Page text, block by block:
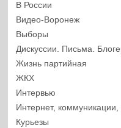
В России
Видео-Воронеж
Выборы
Дискуссии. Письма.
Жизнь партийная
ЖКХ
Интервью
Интернет,
Курьезы